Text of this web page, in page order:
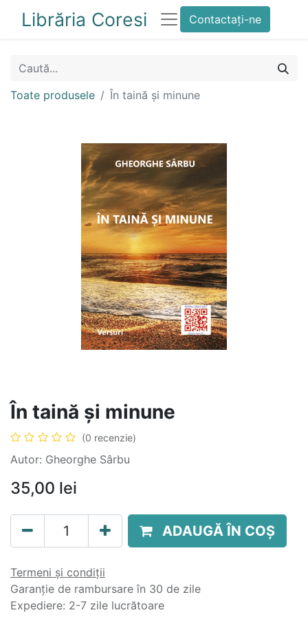
Librăria Coresi Contactați-ne
Toate produsele În taină și minune
În taină și minune
(0 recenzie)
Autor: Gheorghe Sârbu
35,00 lei
ADAUGĂ ÎN COȘ
Termeni și condiții
Garanție de rambursare în 30 de zile
Expediere: 2-7 zile lucrătoare